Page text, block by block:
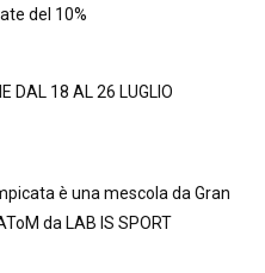
del 10%
DAL 18 AL 26 LUGLIO
è una mescola da Gran
da LAB IS SPORT